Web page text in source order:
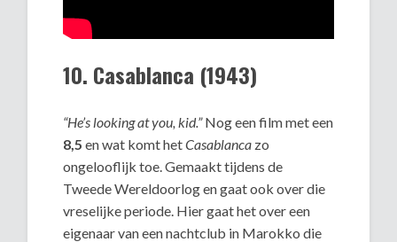
10. Casablanca (1943)
“He’s looking at you, kid.”Nog een film met een
8,5 en wat komt hetCasablanca zo
ongelooflijk toe. Gemaakt tijdens de
Tweede Wereldoorlog en gaat ook over die
vreselijke periode. Hier gaat het over een
eigenaar van een nachtclub in Marokko die